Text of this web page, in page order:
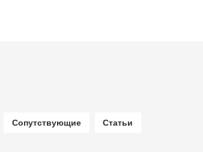
Сопутствующие Статьи